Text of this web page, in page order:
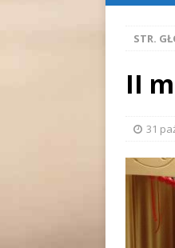
STR.
II
31